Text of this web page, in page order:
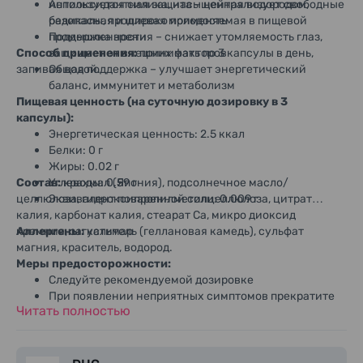
используется силика, насыщенная водородом,
безопасная и широко применяемая в пищевой
промышленности
Антиоксидантная защита – нейтрализует свободные
радикалы, продлевая молодость
Поддержка зрения – снижает утомляемость глаз,
защищает от внешних факторов
Общая поддержка – улучшает энергетический
баланс, иммунитет и метаболизм
Способ применения:принимать по 3 капсулы в день,
запивая водой.
Пищевая ценность (на суточную дозировку в 3
капсулы):
Энергетическая ценность: 2.5 ккал
Белки: 0 г
Жиры: 0.02 г
Углеводы: 0.59 г
Эквивалент поваренной соли: 0.009 г
Состав:крахмал (Япония), подсолнечное масло/
целлюлоза, гидроксипропилметилцеллюлоза, цитрат
калия, карбонат калия, стеарат Ca, микро диоксид
кремния, загуститель (геллановая камедь), сульфат
магния, краситель, водород.
Аллергены:кальмар
Меры предосторожности:
Следуйте рекомендуемой дозировке
При появлении неприятных симптомов прекратите
приём
Читать полностью